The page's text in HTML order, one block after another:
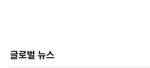
글로벌 뉴스